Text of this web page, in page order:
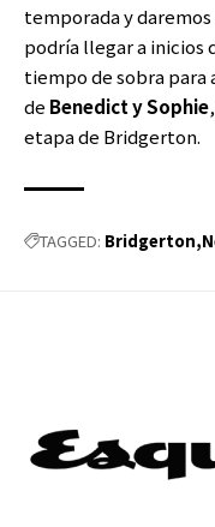
temporada y
podría llegar a inicios
tiempo de sobra para
de Benedict y Sophie
etapa de Bridgerton.
TAGGED: Bridgerton